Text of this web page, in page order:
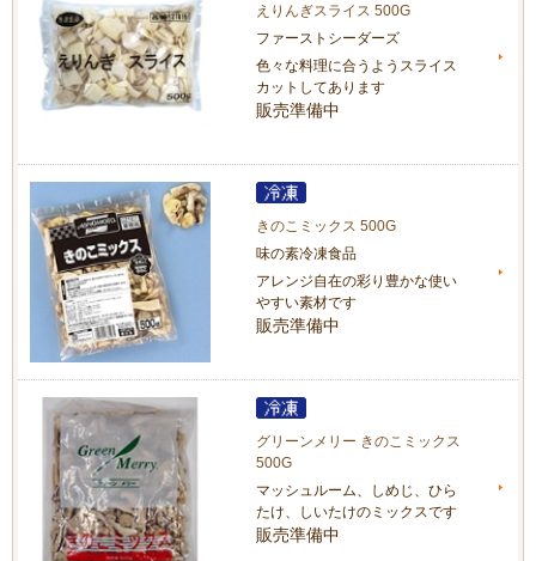
えりんぎスライス 500G
ファーストシーダーズ
色々な料理に合うようスライス
カットしてあります
販売準備中
きのこミックス 500G
味の素冷凍食品
アレンジ自在の彩り豊かな使い
やすい素材です
販売準備中
グリーンメリー きのこミックス
500G
マッシュルーム、しめじ、ひら
たけ、しいたけのミックスです
販売準備中